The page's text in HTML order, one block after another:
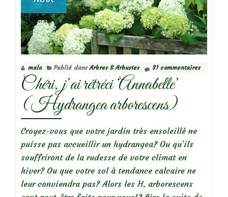
malo Publié dansArbres & Arbustes 31 commentaires
Chéri, j’ai rétréci ‘Annabelle’
(Hydrangea arborescens)
Croyez-vous que votre jardin très ensoleillé ne
puisse pas accueillir un hydrangea? Ou qu’ils
souffriront de la rudesse de votre climat en
hiver? Ou que votre sol à tendance calcaire ne
leur conviendra pas? Alors les H. arborescens